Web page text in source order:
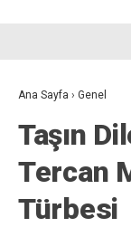
Ana Sayfa › Genel
Taşın
Tercan
Türbesi